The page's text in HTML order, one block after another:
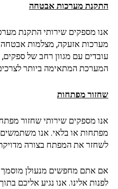
התקנת מערכות אבטחה
אנו מספקים שירותי התקנת
מערכות אזעקה, מצלמות אבטחה
עובדים עם מגוון רחב של
המערכת המתאימה ביותר
שחזור מפתחות
אנו מספקים שירותי שחזור
מפתחות או בלאי. אנו
לשחזר את המפתח בצורה
אם אתם מחפשים מנעולן